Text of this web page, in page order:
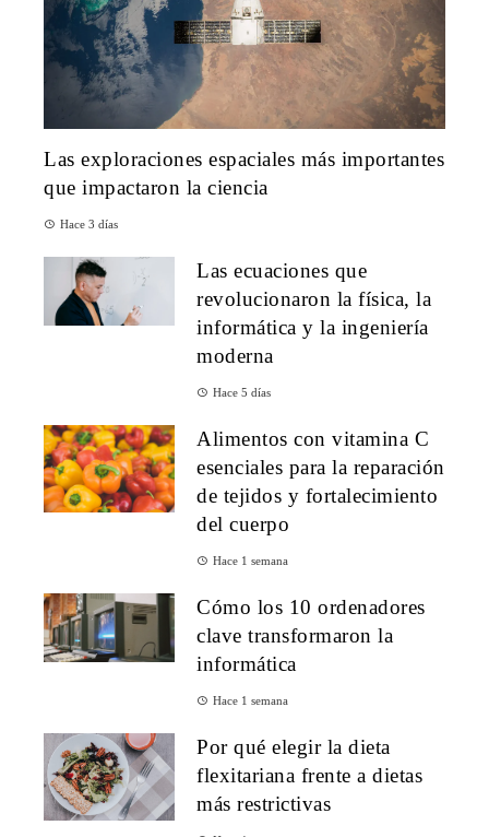
Las exploraciones espaciales más importantes
que impactaron la ciencia
Hace 3 días
Las ecuaciones que
revolucionaron la física, la
informática y la ingeniería
moderna
Hace 5 días
Alimentos con vitamina C
esenciales para la reparación
de tejidos y fortalecimiento
del cuerpo
Hace 1 semana
Cómo los 10 ordenadores
clave transformaron la
informática
Hace 1 semana
Por qué elegir la dieta
flexitariana frente a dietas
más restrictivas